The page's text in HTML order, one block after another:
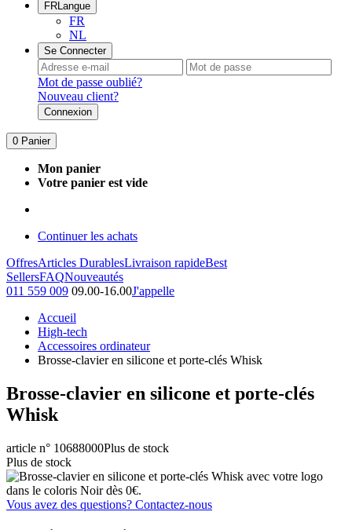
FRLangue
FR
NL
Se Connecter
Mot de passe oublié?
Nouveau client?
Connexion
0 Panier
Mon panier
Votre panier est vide
Continuer les achats
OffresArticles DurablesLivraison rapideBest
SellersFAQNouveautés
011 559 009 09.00-16.00J'appelle
Accueil
High-tech
Accessoires ordinateur
Brosse-clavier en silicone et porte-clés Whisk
Brosse-clavier en silicone et porte-clés
Whisk
article n° 10688000Plus de stock
Plus de stock
Vous avez des questions? Contactez-nous